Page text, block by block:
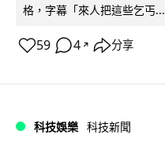
格，字幕「來人把這些乞丐...
59 4 ↗ 分享
科技娛樂 科技新聞